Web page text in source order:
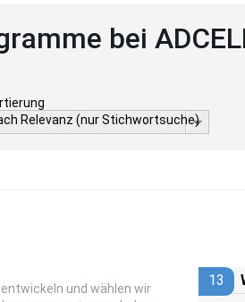
bei
Relevanz (nur Stichwortsuche)
und wählen wir
13